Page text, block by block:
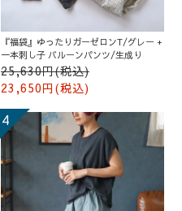
『福袋』ゆったりガーゼロンT/グレー +
一本刺し子 バルーンパンツ/生成り
25,630円(税込)
23,650円(税込)